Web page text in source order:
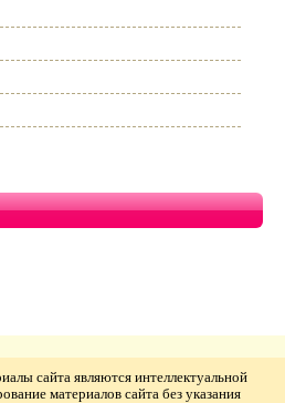
сайта являются интеллектуальной
материалов сайта без указания